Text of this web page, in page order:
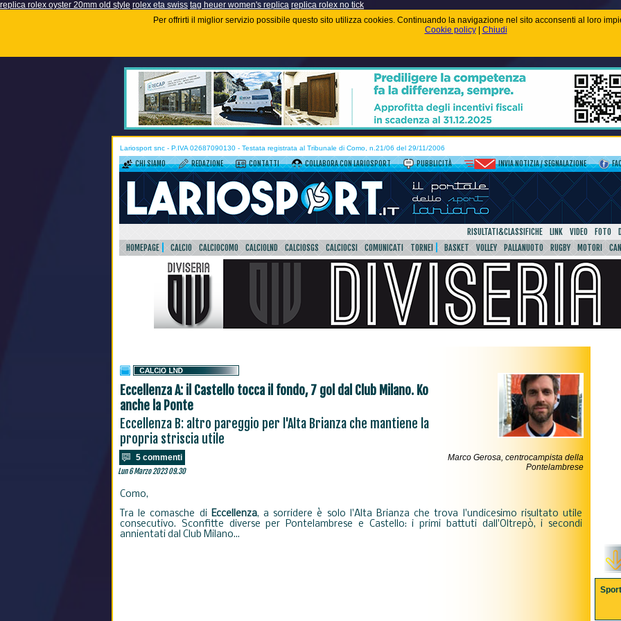
replica rolex oyster 20mm old style rolex eta swiss tag heuer women's replica replica rolex no tick
Per offrirti il miglior servizio possibile questo sito utilizza cookies. Continuando la navigazione nel sito acconsenti al loro
Cookie policy| Chiudi
Lariosport snc - P.IVA 02687090130 - Testata registrata al Tribunale di Como, n.21/06 del 29/11/2006
CHI SIAMO REDAZIONE CONTATTI COLLABORA CON LARIOSPORT PUBBLICITÀ INVIA NOTIZIA / SEGNALAZIONE
RISULTATI&CLASSIFICHE LINK VIDEO FOTO
HOMEPAGE
CALCIO CALCIOCOMO CALCIOLND CALCIOSGS CALCIOCSI COMUNICATI TORNEI BASKET VOLLEY PALLANUOTO RUGBY MOTORI
Eccellenza A: il Castello tocca il fondo, 7 gol dal Club Milano. Ko
anche la Ponte
Eccellenza B: altro pareggio per l'Alta Brianza che mantiene la
propria striscia utile
5 commenti
Lun 6 Marzo 2023 09.30
Marco Gerosa, centrocampista della
Pontelambrese
Como,
Tra le comasche di Eccellenza, a sorridere è solo l'Alta Brianza che trova l'undicesimo risultato utile
consecutivo. Sconfitte diverse per Pontelambrese e Castello: i primi battuti dall'Oltrepò, i secondi
annientati dal Club Milano...
Sport